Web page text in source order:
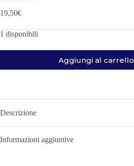
19,50€
1 disponibili
Aggiungi al carrello
Descrizione
Informazioni aggiuntive